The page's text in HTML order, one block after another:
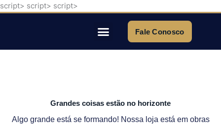
script> script> script>
Fale Conosco
Grandes coisas estão no horizonte
Algo grande está se formando! Nossa loja está em obras